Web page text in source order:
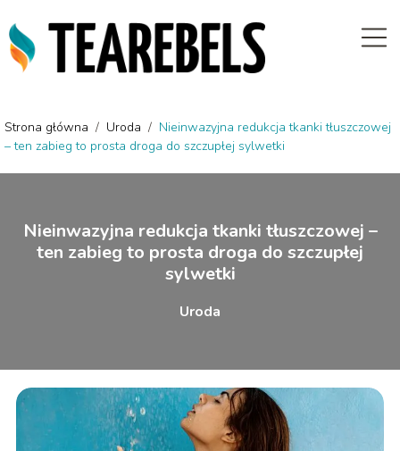
Strona główna / Uroda / Nieinwazyjna redukcja tkanki tłuszczowej
– ten zabieg to prosta droga do szczupłej sylwetki
Nieinwazyjna redukcja tkanki tłuszczowej –
ten zabieg to prosta droga do szczupłej
sylwetki
Uroda